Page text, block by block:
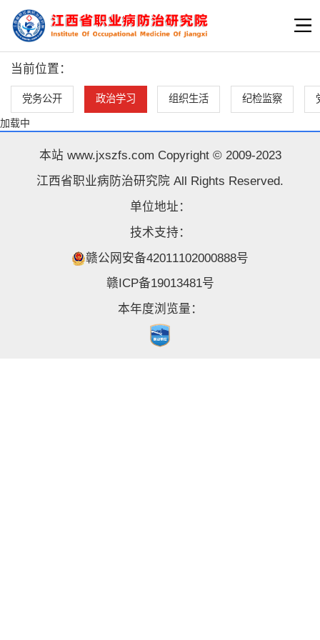
当前位置：
党务公开 政治学习 组织生活 纪检监察
加载中
本站 www.jxszfs.com Copyright © 2009-2023
江西省职业病防治研究院 All Rights Reserved.
单位地址：
技术支持：
赣公网安备42011102000888号
赣ICP备19013481号
本年度浏览量：